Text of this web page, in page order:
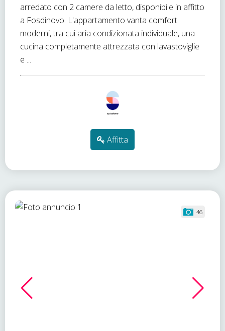
arredato con 2 camere da letto, disponibile in affitto
a Fosdinovo. L'appartamento vanta comfort
moderni, tra cui aria condizionata individuale, una
cucina completamente attrezzata con lavastoviglie
e ...
Affitta
46